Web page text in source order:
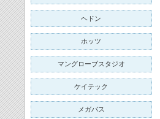
ヘドン
ホッツ
マングローブスタジオ
ケイテック
メガバス